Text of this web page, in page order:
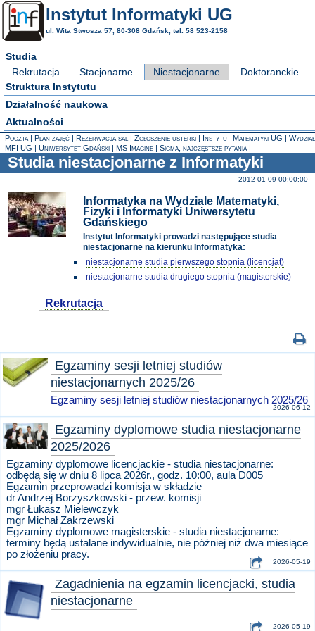
Instytut Informatyki UG
ul. Wita Stwosza 57, 80-308 Gdańsk, tel. 58 523-2158
Studia
Rekrutacja
Stacjonarne Niestacjonarne
Doktoranckie
Struktura Instytutu
Działalność naukowa
Aktualności
Poczta Plan zajęć Rezerwacja sal Zgłoszenie usterki Instytut Matematyki UG
Wydział
MFI UG
Uniwersytet Gdański MS Imagine Sigma, najczęstsze pytania
Studia niestacjonarne z Informatyki
2012-01-09 00:00:00
Informatyka na Wydziale Matematyki,
Fizyki i Informatyki Uniwersytetu
Gdańskiego
Instytut Informatyki prowadzi następujące studia
niestacjonarne na kierunku Informatyka:
niestacjonarne studia pierwszego stopnia (licencjat)
niestacjonarne studia drugiego stopnia (magisterskie)
Rekrutacja
Egzaminy sesji letniej studiów
niestacjonarnych 2025/26
2026-06-12
Egzaminy sesji letniej studiów niestacjonarnych 2025/26
Egzaminy dyplomowe studia niestacjonarne
2025/2026
2026-05-19
Egzaminy dyplomowe licencjackie - studia niestacjonarne:
odbędą się w dniu 8 lipca 2026r., godz. 10:00, aula D005
Egzamin przeprowadzi komisja w składzie
dr Andrzej Borzyszkowski - przew. komisji
mgr Łukasz Mielewczyk
mgr Michał Zakrzewski
Egzaminy dyplomowe magisterskie - studia niestacjonarne:
terminy będą ustalane indywidualnie, nie później niż dwa miesiące
po złożeniu pracy.
Zagadnienia na egzamin licencjacki, studia
niestacjonarne
2026-05-19